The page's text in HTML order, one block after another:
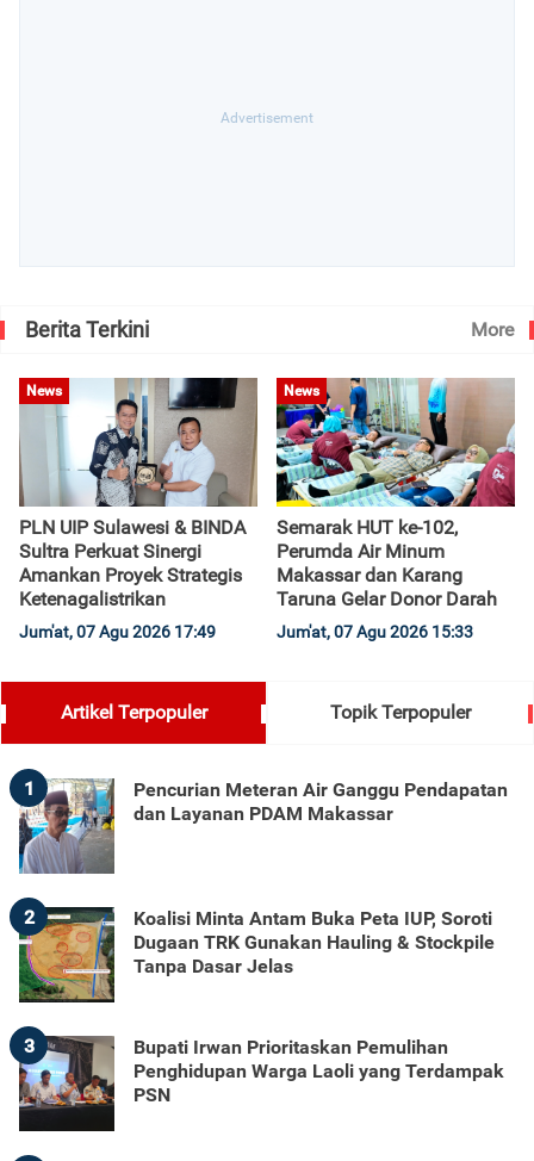
Berita Terkini More
News
PLN UIP Sulawesi & BINDA
Sultra Perkuat Sinergi
Amankan Proyek Strategis
Ketenagalistrikan
Jum'at, 07 Agu 2026 17:49
News
Semarak HUT ke-102,
Perumda Air Minum
Makassar dan Karang
Taruna Gelar Donor Darah
Jum'at, 07 Agu 2026 15:33
Artikel Terpopuler Topik Terpopuler
1
Pencurian Meteran Air Ganggu Pendapatan
dan Layanan PDAM Makassar
2
Koalisi Minta Antam Buka Peta IUP, Soroti
Dugaan TRK Gunakan Hauling & Stockpile
Tanpa Dasar Jelas
3
Bupati Irwan Prioritaskan Pemulihan
Penghidupan Warga Laoli yang Terdampak
PSN